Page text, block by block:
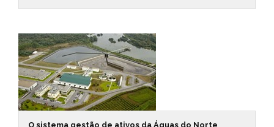
O sistema gestão de ativos da Águas do Norte